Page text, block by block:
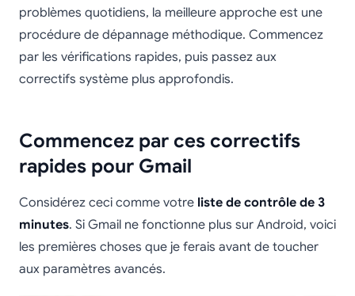
problèmes quotidiens, la meilleure approche est une
procédure de dépannage méthodique. Commencez
par les vérifications rapides, puis passez aux
correctifs système plus approfondis.
Commencez par ces correctifs
rapides pour Gmail
Considérez ceci comme votre liste de contrôle de 3
minutes. Si Gmail ne fonctionne plus sur Android, voici
les premières choses que je ferais avant de toucher
aux paramètres avancés.